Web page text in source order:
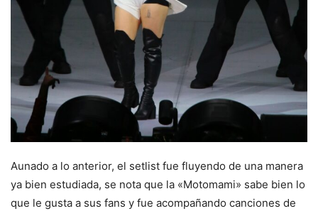
Aunado a lo anterior, el setlist fue fluyendo de una manera
ya bien estudiada, se nota que la «Motomami» sabe bien lo
que le gusta a sus fans y fue acompañando canciones de